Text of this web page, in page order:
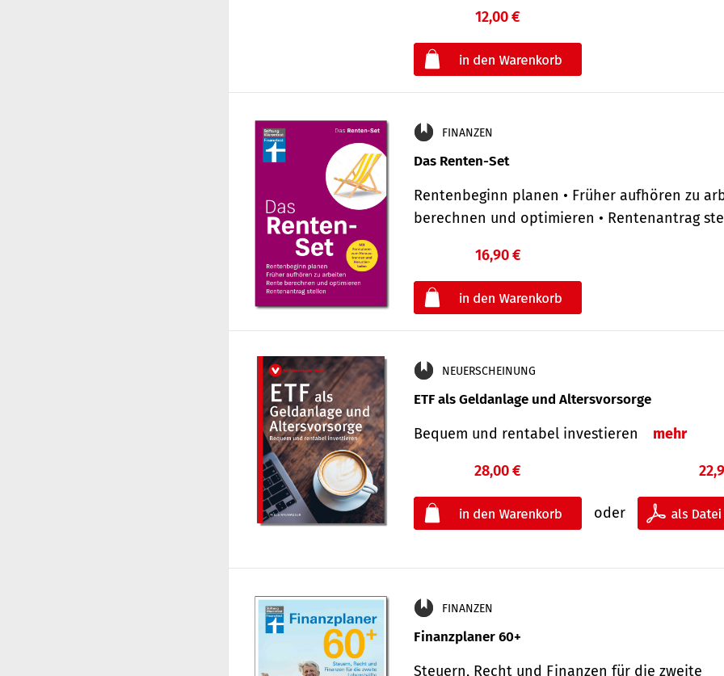
12,00 €
FINANZEN
Das Renten-Set
Rentenbeginn planen • Früher aufhören zu
berechnen und optimieren • Rentenantrag
16,90 €
NEUERSCHEINUNG
ETF als Geldanlage und Altersvorsorge
Bequem und rentabel investieren mehr
28,00 €
oder
FINANZEN
Finanzplaner 60+
Steuern, Recht und Finanzen für die zweite